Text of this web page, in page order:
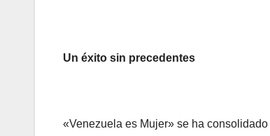
Un éxito sin precedentes
«Venezuela es Mujer» se ha